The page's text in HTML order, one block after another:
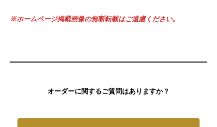
※ホームページ掲載画像の無断転載はご遠慮ください。
オーダーに関するご質問はありますか？